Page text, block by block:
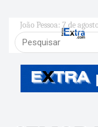
João Pessoa: 7 de